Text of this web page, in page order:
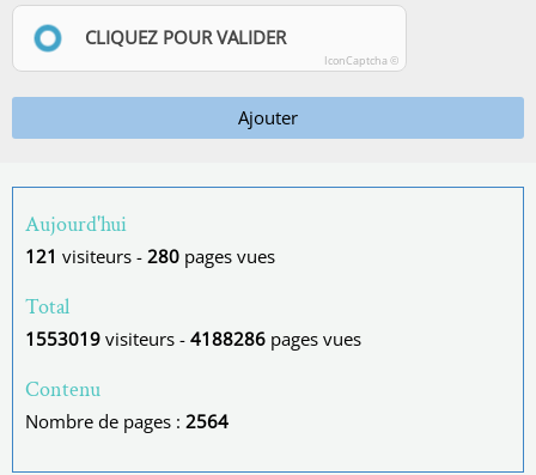
CLIQUEZ POUR VALIDER
IconCaptcha ©
Ajouter
Aujourd'hui
121 visiteurs - 280 pages vues
Total
1553019 visiteurs - 4188286 pages vues
Contenu
Nombre de pages : 2564